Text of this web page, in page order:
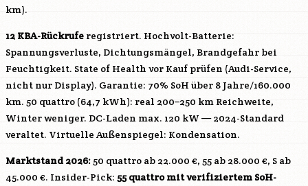
km).
12 KBA-Rückrufe registriert. Hochvolt-Batterie:
Spannungsverluste, Dichtungsmängel, Brandgefahr bei
Feuchtigkeit. State of Health vor Kauf prüfen (Audi-Service,
nicht nur Display). Garantie: 70% SoH über 8 Jahre/160.000
km. 50 quattro (64,7 kWh): real 200–250 km Reichweite,
Winter weniger. DC-Laden max. 120 kW — 2024-Standard
veraltet. Virtuelle Außenspiegel: Kondensation.
Marktstand 2026:50 quattro ab 22.000 €, 55 ab 28.000 €, S ab
45.000 €. Insider-Pick: 55 quattro mit verifiziertem SoH-